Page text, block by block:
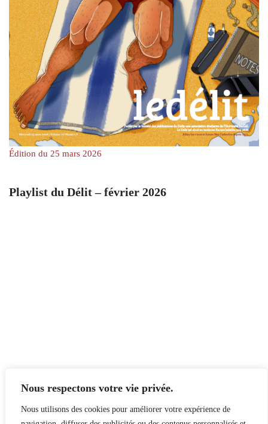
Nous respectons votre vie privée.
Nous utilisons des cookies pour améliorer votre expérience de
Édition du 25 mars 2026
Playlist du Délit – février 2026